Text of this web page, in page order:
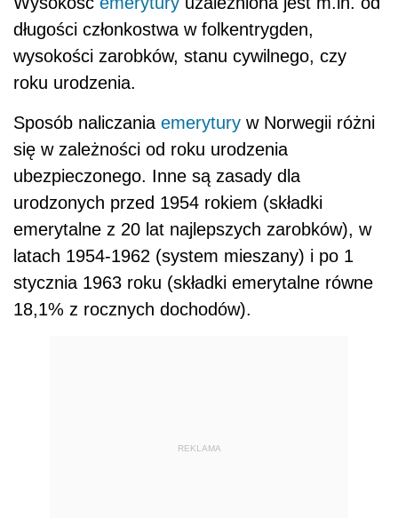
długości członkostwa w folkentrygden,
wysokości zarobków, stanu cywilnego, czy
roku urodzenia.
Sposób naliczania emerytury w Norwegii różni
się w zależności od roku urodzenia
ubezpieczonego. Inne są zasady dla
urodzonych przed 1954 rokiem (składki
emerytalne z 20 lat najlepszych zarobków), w
latach 1954-1962 (system mieszany) i po 1
stycznia 1963 roku (składki emerytalne równe
18,1% z rocznych dochodów).
REKLAMA